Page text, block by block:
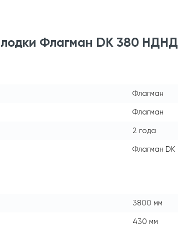
Флагман DK 380 НДНД
Флагман
Флагман
2 года
Флагман DK
3800 мм
430 мм